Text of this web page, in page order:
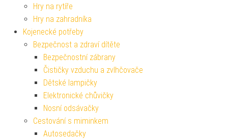
Hry na rytíře
Hry na zahradníka
Kojenecké potřeby
Bezpečnost a zdraví dítěte
Bezpečnostní zábrany
Čističky vzduchu a zvlhčovače
Dětské lampičky
Elektronické chůvičky
Nosní odsávačky
Cestování s miminkem
Autosedačky